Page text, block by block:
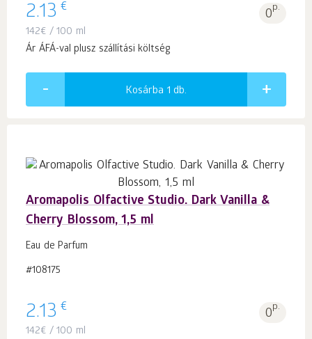
2.13 € 0p.
142€ / 100 ml
Ár ÁFÁ-val plusz szállítási költség
Kosárba 1 db.
Aromapolis Olfactive Studio. Dark Vanilla &
Cherry Blossom, 1,5 ml
Eau de Parfum
#108175
2.13 € 0p.
142€ / 100 ml